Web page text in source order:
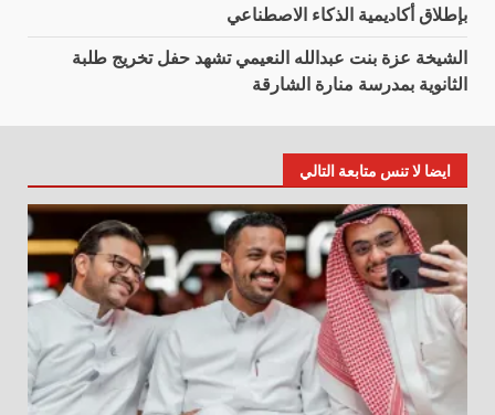
بإطلاق أكاديمية الذكاء الاصطناعي
الشيخة عزة بنت عبدالله النعيمي تشهد حفل تخريج طلبة
الثانوية بمدرسة منارة الشارقة
ايضا لا تنس متابعة التالي